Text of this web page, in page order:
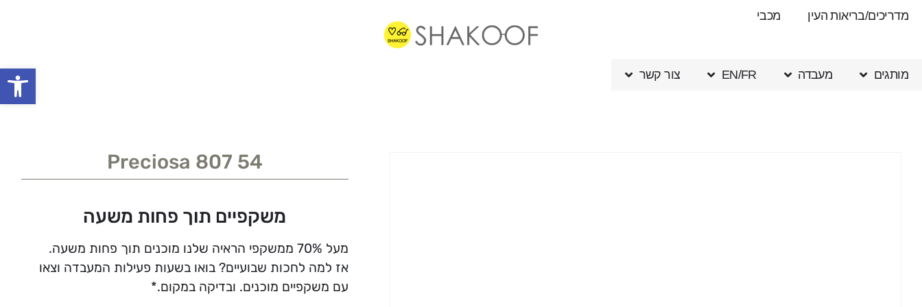
פתח
מדריכים/בריאות העין מכבי
מותגים מעבדה EN/FR צור קשר
Preciosa 807 54
משקפיים תוך פחות משעה
מעל 70% ממשקפי הראיה שלנו מוכנים תוך פחות משעה.
אז למה לחכות שבועיים? בואו בשעות פעילות המעבדה וצאו
עם משקפיים מוכנים. ובדיקה במקום.*